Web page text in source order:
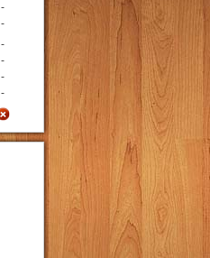
-
-
-
-
-
-